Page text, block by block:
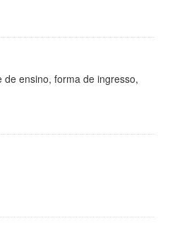
ensino, forma de ingresso,